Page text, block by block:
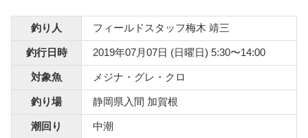
釣り人 フィールドスタッフ梅木 靖三
釣行日時 2019年07月07日 (日曜日) 5:30〜14:00
対象魚 メジナ・グレ・クロ
釣り場 静岡県入間 加賀根
潮回り 中潮